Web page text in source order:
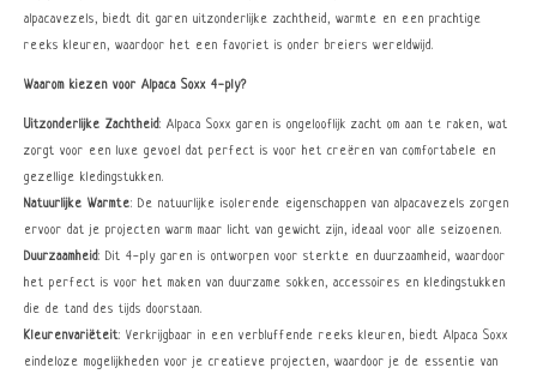
alpacavezels, biedt dit garen uitzonderlijke zachtheid, warmte en een prachtige
reeks kleuren, waardoor het een favoriet is onder breiers wereldwijd.
Waarom kiezen voor Alpaca Soxx 4-ply?
Uitzonderlijke Zachtheid: Alpaca Soxx garen is ongelooflijk zacht om aan te raken, wat
zorgt voor een luxe gevoel dat perfect is voor het creëren van comfortabele en
gezellige kledingstukken.
Natuurlijke Warmte: De natuurlijke isolerende eigenschappen van alpacavezels zorgen
ervoor dat je projecten warm maar licht van gewicht zijn, ideaal voor alle seizoenen.
Duurzaamheid: Dit 4-ply garen is ontworpen voor sterkte en duurzaamheid, waardoor
het perfect is voor het maken van duurzame sokken, accessoires en kledingstukken
die de tand des tijds doorstaan.
Kleurenvariëteit: Verkrijgbaar in een verbluffende reeks kleuren, biedt Alpaca Soxx
eindeloze mogelijkheden voor je creatieve projecten, waardoor je de essentie van